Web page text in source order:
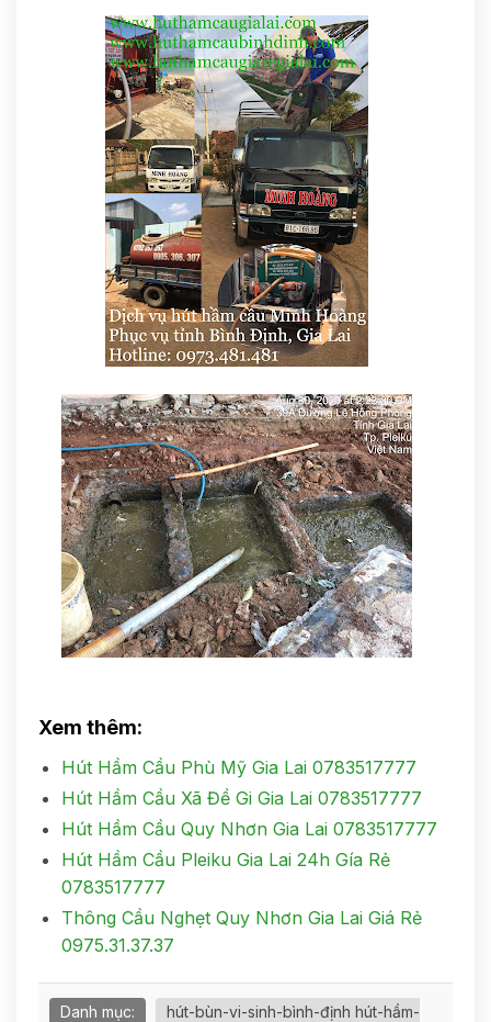
Xem thêm:
Hút Hầm Cầu Phù Mỹ Gia Lai 0783517777
Hút Hầm Cầu Xã Đề Gi Gia Lai 0783517777
Hút Hầm Cầu Quy Nhơn Gia Lai 0783517777
Hút Hầm Cầu Pleiku Gia Lai 24h Gía Rẻ
0783517777
Thông Cầu Nghẹt Quy Nhơn Gia Lai Giá Rẻ
0975.31.37.37
Danh mục:
hút-bùn-vi-sinh-bình-định hút-hầm-